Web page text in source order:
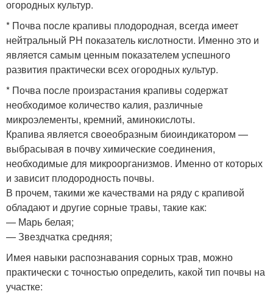
огородных культур.
* Почва после крапивы плодородная, всегда имеет
нейтральный PH показатель кислотности. Именно это и
является самым ценным показателем успешного
развития практически всех огородных культур.
* Почва после произрастания крапивы содержат
необходимое количество калия, различные
микроэлементы, кремний, аминокислоты.
Крапива является своеобразным биоиндикатором —
выбрасывая в почву химические соединения,
необходимые для микроорганизмов. Именно от которых
и зависит плодородность почвы.
В прочем, такими же качествами на ряду с крапивой
обладают и другие сорные травы, такие как:
— Марь белая;
— Звездчатка средняя;
Имея навыки распознавания сорных трав, можно
практически с точностью определить, какой тип почвы на
участке: